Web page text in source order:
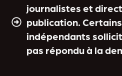
journalistes et
publication.
indépendants
pas répondu à la